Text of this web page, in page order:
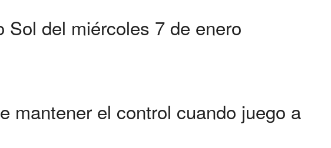
Sol del miércoles 7 de enero
mantener el control cuando juego a